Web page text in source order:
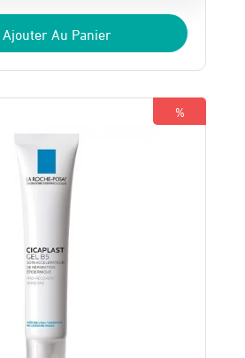
Ajouter Au Panier
%